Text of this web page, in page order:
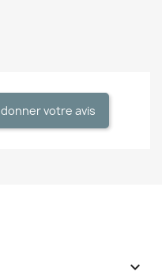
votre avis
